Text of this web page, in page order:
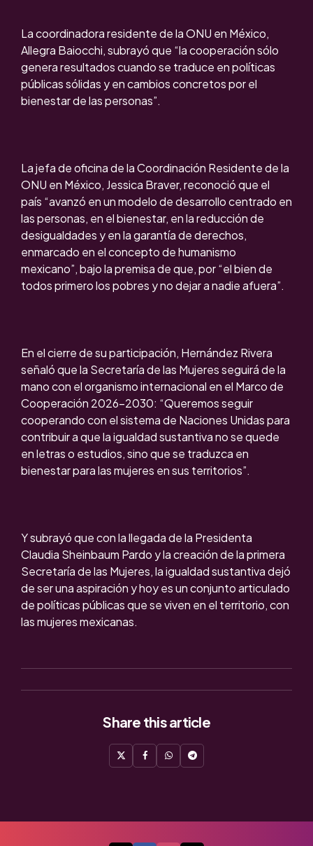
La coordinadora residente de la ONU en México,
Allegra Baiocchi, subrayó que “la cooperación sólo
genera resultados cuando se traduce en políticas
públicas sólidas y en cambios concretos por el
bienestar de las personas”.
La jefa de oficina de la Coordinación Residente de la
ONU en México, Jessica Braver, reconoció que el
país “avanzó en un modelo de desarrollo centrado en
las personas, en el bienestar, en la reducción de
desigualdades y en la garantía de derechos,
enmarcado en el concepto de humanismo
mexicano”, bajo la premisa de que, por “el bien de
todos primero los pobres y no dejar a nadie afuera”.
En el cierre de su participación, Hernández Rivera
señaló que la Secretaría de las Mujeres seguirá de la
mano con el organismo internacional en el Marco de
Cooperación 2026-2030: “Queremos seguir
cooperando con el sistema de Naciones Unidas para
contribuir a que la igualdad sustantiva no se quede
en letras o estudios, sino que se traduzca en
bienestar para las mujeres en sus territorios”.
Y subrayó que con la llegada de la Presidenta
Claudia Sheinbaum Pardo y la creación de la primera
Secretaría de las Mujeres, la igualdad sustantiva dejó
de ser una aspiración y hoy es un conjunto articulado
de políticas públicas que se viven en el territorio, con
las mujeres mexicanas.
Share this article